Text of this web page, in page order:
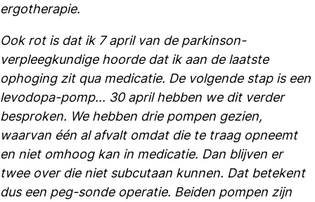
ergotherapie.
Ook rot is dat ik 7 april van de parkinson-
verpleegkundige hoorde dat ik aan de laatste
ophoging zit qua medicatie. De volgende stap is een
levodopa-pomp... 30 april hebben we dit verder
besproken. We hebben drie pompen gezien,
waarvan één al afvalt omdat die te traag opneemt
en niet omhoog kan in medicatie. Dan blijven er
twee over die niet subcutaan kunnen. Dat betekent
dus een peg-sonde operatie. Beiden pompen zijn